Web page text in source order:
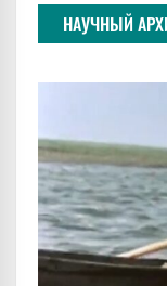
НАУЧНЫЙ